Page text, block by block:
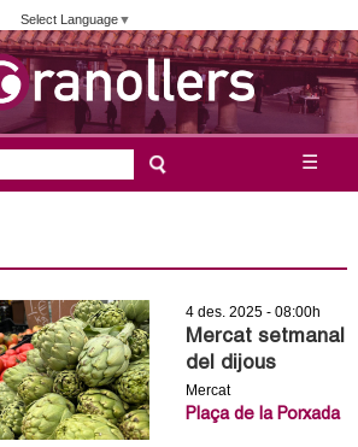
Vés
al
contingut
Select Language▼
☰
e
a
4 des. 2025 - 08:00h
Mercat setmanal
del dijous
Mercat
Plaça de la Porxada